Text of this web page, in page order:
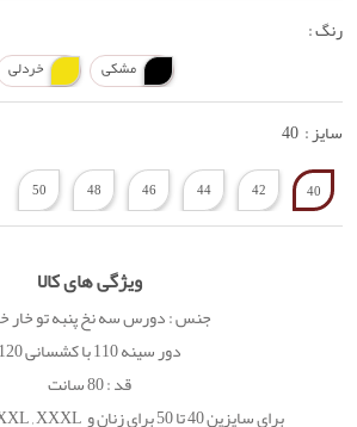
رنگ :
مشکی خردلی
سایز : 40
40
42
44
46
48
50
ویژگی های کالا
جنس : دورس سه نخ پنبه تو خار
دور سینه 110 با کشسانی 120
قد : 80 سانت
برای سایزین 40 تا 50 برای زنان و XL , XXL , XXXL برای مردان